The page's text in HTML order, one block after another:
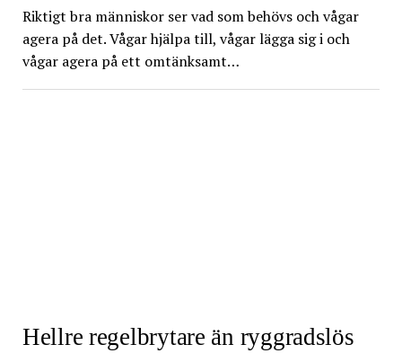
Riktigt bra människor ser vad som behövs och vågar
agera på det. Vågar hjälpa till, vågar lägga sig i och
vågar agera på ett omtänksamt…
Hellre regelbrytare än ryggradslös